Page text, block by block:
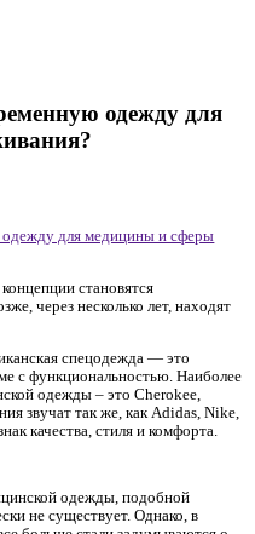
современную
одежду для
концепции
американская